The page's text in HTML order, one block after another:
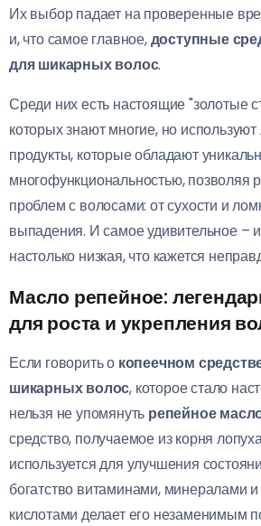
Их выбор падает на проверенные
и, что самое главное,доступные
для шикарных волос.
Среди них есть настоящие "золотые
которых знают многие, но
продукты, которые обладают
многофункциональностью, позволяя
проблем с волосами: от сухости и
выпадения. И самое удивительное –
настолько низкая, что кажется
Масло репейное:
для роста и укрепления
Если говорить о копеечном
шикарных волос, которое стало
нельзя не упомянуть репейное
средство, получаемое из корня
используется для улучшения
богатство витаминами, минералами
кислотами делает его незаменимым